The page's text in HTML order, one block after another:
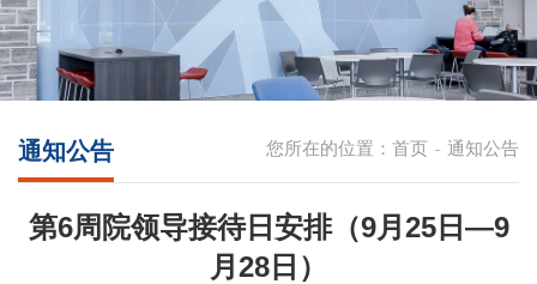
您所在的位置： 首页 - 通知公告
通知公告
第6周院领导接待日安排（9月25日—9
月28日）